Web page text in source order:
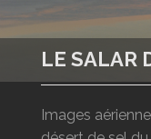
LE SALAR
Images